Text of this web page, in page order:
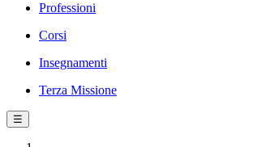
Professioni
Corsi
Insegnamenti
Terza Missione
☰